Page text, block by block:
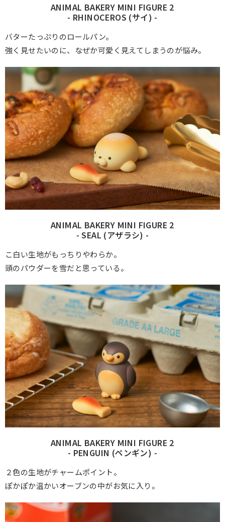
ANIMAL BAKERY MINI FIGURE 2
- RHINOCEROS (サイ) -
バターたっぷりのロールパン。
強く見せたいのに、なぜか可愛く見えてしまうのが悩み。
ANIMAL BAKERY MINI FIGURE 2
- SEAL (アザラシ) -
こ白い生地がもっちりやわらか。
頭のパウダーを雪だと思っている。
ANIMAL BAKERY MINI FIGURE 2
- PENGUIN (ペンギン) -
２色の生地がチャームポイント。
ぽかぽか温かいオーブンの中がお気に入り。